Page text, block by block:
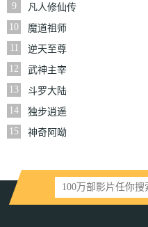
9
凡人修仙传
10
魔道祖师
11
逆天至尊
12
武神主宰
13
斗罗大陆
14
独步逍遥
15
神奇阿呦